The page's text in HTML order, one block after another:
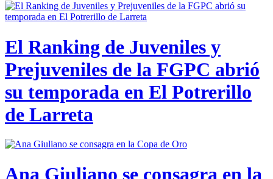
El Ranking de Juveniles y
Prejuveniles de la FGPC abrió
su temporada en El Potrerillo
de Larreta
Ana Giuliano se consagra en la